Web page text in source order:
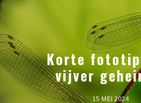
Korte fototip
vijver
15 MEI 2024